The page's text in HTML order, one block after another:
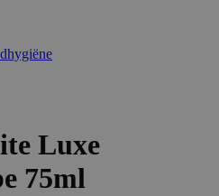
Luxe
75ml